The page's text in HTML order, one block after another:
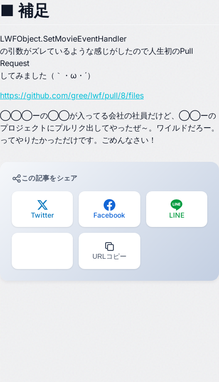
■ 補足
LWFObject.SetMovieEventHandler
の引数がズレているような感じがしたので人生初のPull
Request
してみました（｀・ω・´）
https://github.com/gree/lwf/pull/8/files
◯◯◯ーの◯◯が入ってる会社の社員だけど、◯◯ーの
プロジェクトにプルリク出してやったぜ～。ワイルドだろー。
ってやりたかっただけです。ごめんなさい！
この記事をシェア
Twitter Facebook LINE
URLコピー